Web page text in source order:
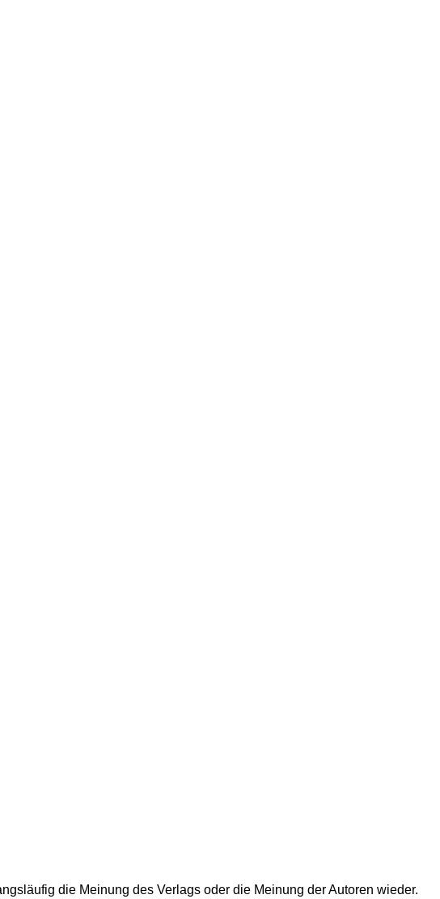
die Meinung des Verlags oder die Meinung der Autoren wieder.